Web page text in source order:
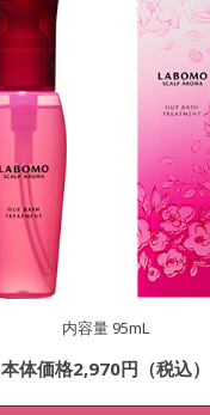
内容量 95mL
本体価格2,970円（税込）